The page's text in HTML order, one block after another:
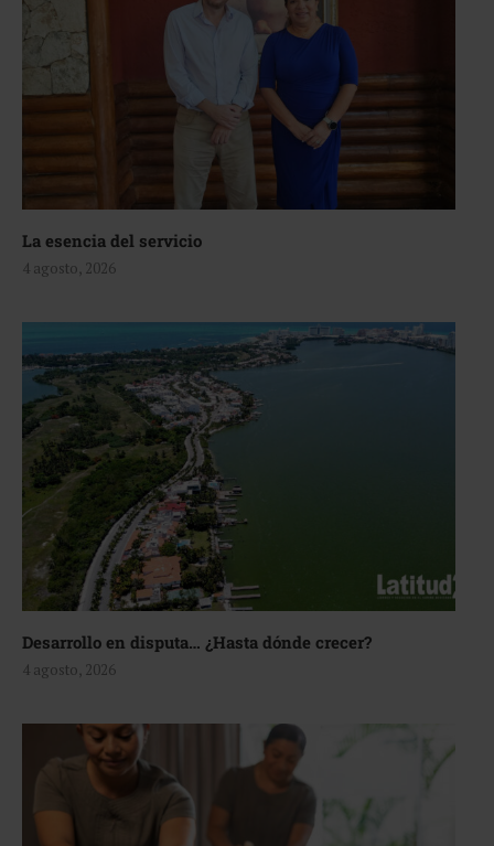
La esencia del servicio
4 agosto, 2026
Desarrollo en disputa… ¿Hasta dónde crecer?
4 agosto, 2026